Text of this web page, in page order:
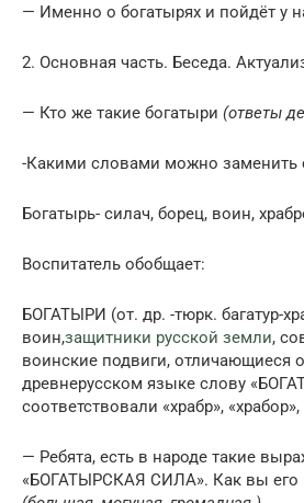
— Именно о богатырях и пойдёт у
2. Основная часть. Беседа.
— Кто же такие богатыри (ответы
-Какими словами можно заменить
Богатырь- силач, борец, воин,
Воспитатель обобщает:
БОГАТЫРИ (от. др. -тюрк. багатур-
воин,защитники русской земли,
воинские подвиги, отличающиеся
древнерусском языке слову
соответствовали «храбр»,
— Ребята, есть в народе такие
«БОГАТЫРСКАЯ СИЛА». Как вы его